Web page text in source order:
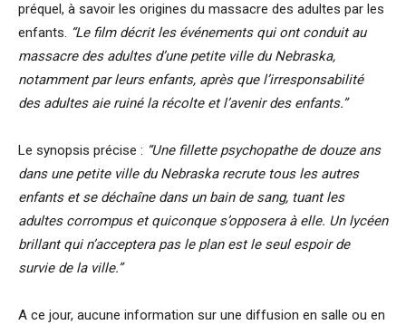
préquel, à savoir les origines du massacre des adultes par les
enfants. “Le film décrit les événements qui ont conduit au
massacre des adultes d’une petite ville du Nebraska,
notamment par leurs enfants, après que l’irresponsabilité
des adultes aie ruiné la récolte et l’avenir des enfants.”
Le synopsis précise : “Une fillette psychopathe de douze ans
dans une petite ville du Nebraska recrute tous les autres
enfants et se déchaîne dans un bain de sang, tuant les
adultes corrompus et quiconque s’opposera à elle. Un lycéen
brillant qui n’acceptera pas le plan est le seul espoir de
survie de la ville.”
A ce jour, aucune information sur une diffusion en salle ou en